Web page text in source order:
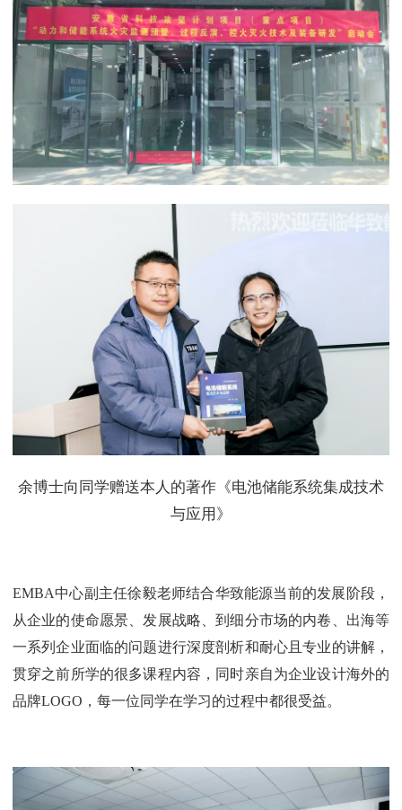
余博士向同学赠送本人的著作《电池储能系统集成技术
与应用》
EMBA中心副主任徐毅老师结合华致能源当前的发展阶段，
从企业的使命愿景、发展战略、到细分市场的内卷、出海等
一系列企业面临的问题进行深度剖析和耐心且专业的讲解，
贯穿之前所学的很多课程内容，同时亲自为企业设计海外的
品牌LOGO，每一位同学在学习的过程中都很受益。